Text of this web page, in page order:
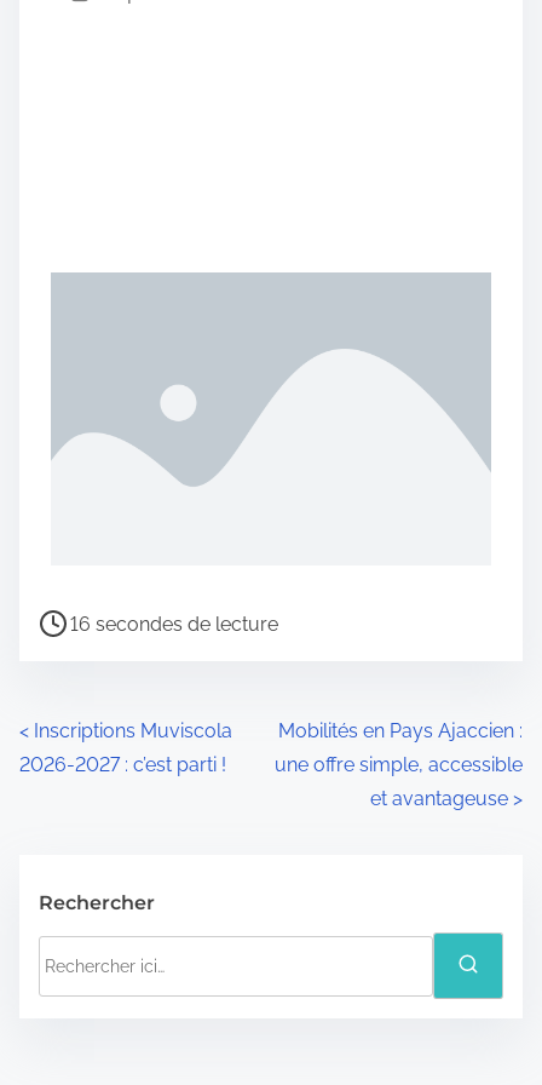
16 secondes de lecture
< Inscriptions Muviscola
2026-2027 : c’est parti !
Mobilités en Pays Ajaccien :
une offre simple, accessible
et avantageuse >
Rechercher